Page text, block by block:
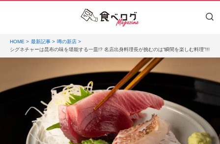
HOME 最新記事
噂の新店
シグネチャーは昆布の味を堪能する一皿!? 名店出身料理長が挑むのは“瞬間を楽しむ料理”!!!